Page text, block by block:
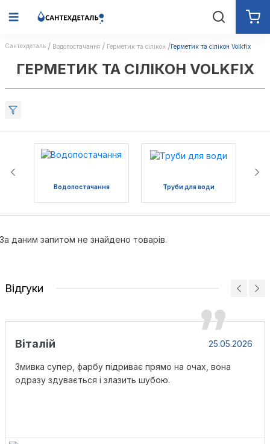
Сантехдеталь Водопостачання Герметик та сілікон Герметик та сілікон Volkfix
ГЕРМЕТИК ТА СІЛІКОН VOLKFIX
Водопостачання Труби для води
За даним запитом не знайдено товарів.
Відгуки
Віталій 25.05.2026
Змивка супер, фарбу підриває прямо на очах, вона
одразу здувається і злазить шубою.